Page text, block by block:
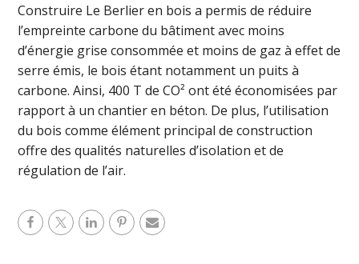
Construire Le Berlier en bois a permis de réduire
l’empreinte carbone du bâtiment avec moins
d’énergie grise consommée et moins de gaz à effet de
serre émis, le bois étant notamment un puits à
carbone. Ainsi, 400 T de CO² ont été économisées par
rapport à un chantier en béton. De plus, l’utilisation
du bois comme élément principal de construction
offre des qualités naturelles d’isolation et de
régulation de l’air.